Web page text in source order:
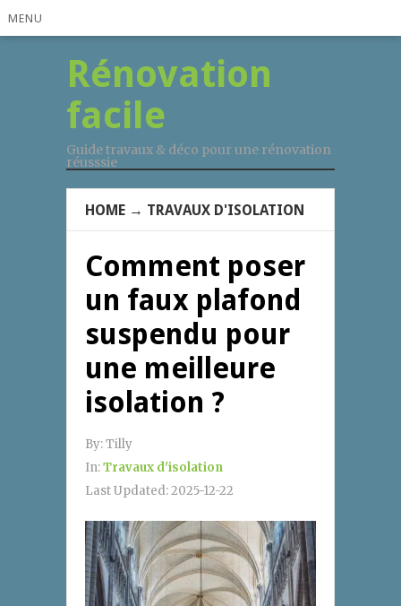
MENU
Rénovation
facile
Guide travaux & déco pour une rénovation
réusssie
HOME → TRAVAUX D'ISOLATION
Comment poser
un faux plafond
suspendu pour
une meilleure
isolation ?
By:Tilly
In:Travaux d'isolation
Last Updated:2025-12-22